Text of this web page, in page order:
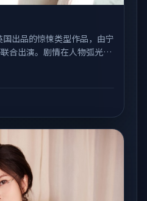
国出品的惊悚类型作品，由宁
合出演。剧情在人物弧光与
张力与视听质感。可与站内
叉检索，便于「国产在线观